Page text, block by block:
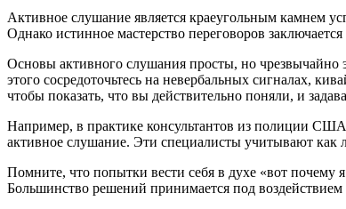
Активное слушание является краеугольным камнем
Однако истинное мастерство переговоров
Основы активного слушания просты, но чрезвычайно
этого сосредоточьтесь на невербальных сигналах,
чтобы показать, что вы действительно поняли, и
Например, в практике консультантов из полиции
активное слушание. Эти специалисты учитывают как
Помните, что попытки вести себя в духе «вот почему
Большинство решений принимается под